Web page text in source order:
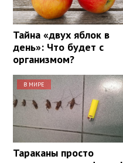
Тайна «двух яблок в
день»: Что будет с
организмом?
В МИРЕ
Тараканы просто